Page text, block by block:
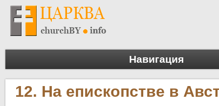
Навигация
12. На епископстве в